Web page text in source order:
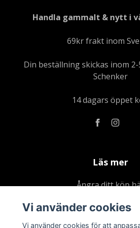
Handla gammalt & nytt i
69kr frakt inom
Din beställning skickas inom
Schenker
14 dagars öppet
Läs mer
Ångra ditt köp
Kontakta oss
Vi använder cookies
Vi använder cookies för att